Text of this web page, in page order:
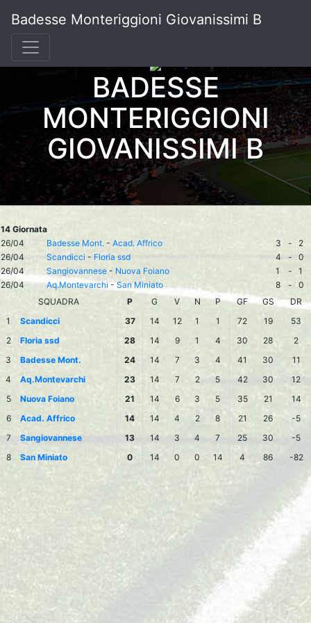
Badesse Monteriggioni Giovanissimi B
BADESSE
MONTERIGGIONI
GIOVANISSIMI B
14 Giornata
26/04
Badesse Mont. - Acad. Affrico 3 -
2
26/04
Scandicci - Floria ssd 4 -
0
26/04
Sangiovannese - Nuova Foiano 1 -
1
26/04
Aq.Montevarchi -San Miniato 8 -
0
SQUADRA
P G V N P GF GS
DR
1
Scandicci 37 14 12 1 1 72 19
53
2
Floria ssd 28 14 9 1 4 30 28
2
3
Badesse Mont. 24 14 7 3 4 41 30
11
4
Aq.Montevarchi 23 14 7 2 5 42 30
12
5
Nuova Foiano 21 14 6 3 5 35 21
14
6
Acad. Affrico 14 14 4 2 8 21 26
-5
7
Sangiovannese 13 14 3 4 7 25 30
-5
8
San Miniato 0 14 0 0 14 4 86 -82